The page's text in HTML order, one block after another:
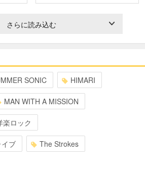
さらに読み込む
SONIC HIMARI
MAN WITH A MISSION
楽ロック
ブ The Strokes